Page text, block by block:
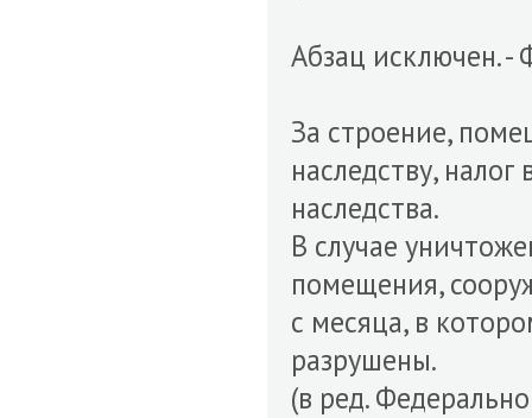
Абзац исключен. -
За строение,
наследству,
наследства.
В случае
помещения,
с месяца, в
разрушены.
(в ред.